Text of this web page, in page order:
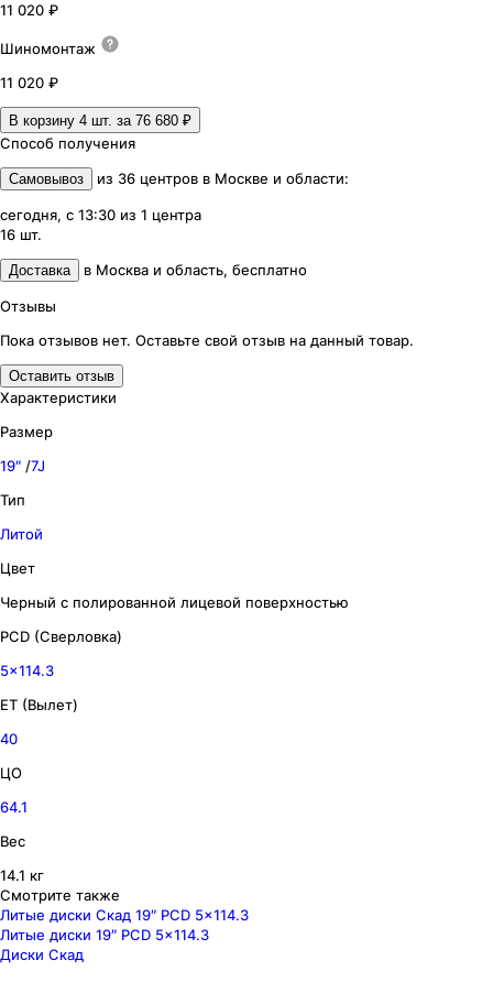
11 020 ₽
Шиномонтаж
11 020 ₽
В корзину 4 шт. за 76 680 ₽
Способ получения
Самовывоз из 36 центров в Москве и области:
сегодня, с 13:30 из 1 центра
16 шт.
Доставка в Москва и область, бесплатно
Отзывы
Пока отзывов нет. Оставьте свой отзыв на данный товар.
Оставить отзыв
Характеристики
Размер
19″ /7J
Тип
Литой
Цвет
Черный с полированной лицевой поверхностью
PCD (Сверловка)
5x114.3
ET (Вылет)
40
ЦО
64.1
Вес
14.1 кг
Смотрите также
Литые диски Скад 19″ PCD 5x114.3
Литые диски 19″ PCD 5x114.3
Диски Скад